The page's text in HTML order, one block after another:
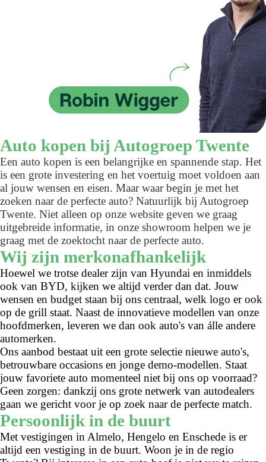
Auto kopen bij Autogroep Twente
Een auto kopen is een belangrijke en spannende stap. Het
is een grote investering en het voertuig moet voldoen aan
al jouw wensen en eisen. Maar waar begin je met het
zoeken naar de perfecte auto? Natuurlijk bij Autogroep
Twente. Niet alleen op onze website geven we graag
uitgebreide informatie, in onze showroom helpen we je
graag met de zoektocht naar de perfecte auto.
Wij zijn merkonafhankelijk
Hoewel we trotse dealer zijn van Hyundai en inmiddels
ook van BYD, kijken we altijd verder dan dat. Jouw
wensen en budget staan bij ons centraal, welk logo er ook
op de grill staat. Naast de innovatieve modellen van onze
hoofdmerken, leveren we dan ook auto's van álle andere
automerken.
Ons aanbod bestaat uit een grote selectie nieuwe auto's,
betrouwbare occasions en jonge demo-modellen. Staat
jouw favoriete auto momenteel niet bij ons op voorraad?
Geen zorgen: dankzij ons grote netwerk van autodealers
gaan we gericht voor je op zoek naar de perfecte match.
Persoonlijk in de buurt
Met vestigingen in Almelo, Hengelo en Enschede is er
altijd een vestiging in de buurt. Woon je in de regio